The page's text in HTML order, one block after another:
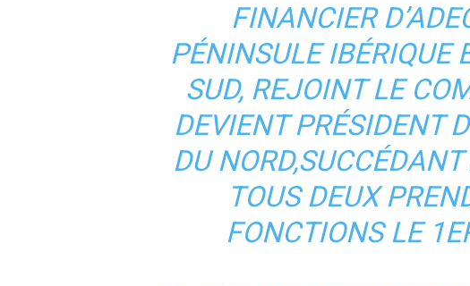
FINANCIER
PÉNINSULE IBÉRIQUE
SUD, REJOINT LE
DEVIENT PRÉSIDENT
DU
TOUS DEUX
FONCTIONS LE